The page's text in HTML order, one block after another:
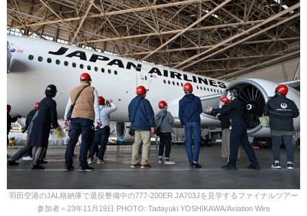
羽田空港のJAL格納庫で退役整備中の777-200ER JA703Jを見学するファイナルツアー
参加者＝23年11月19日 PHOTO: Tadayuki YOSHIKAWA/Aviation Wire